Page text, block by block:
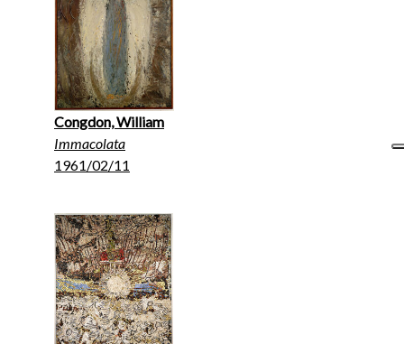
Congdon, William
Immacolata
1961/02/11